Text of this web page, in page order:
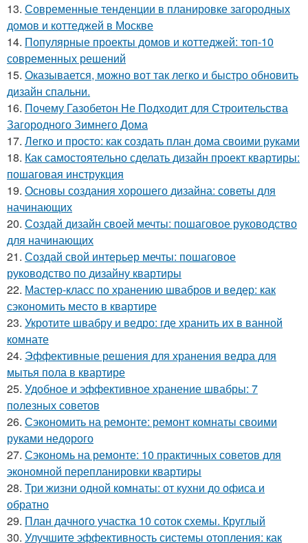
13. Современные тенденции в планировке загородных
домов и коттеджей в Москве
14. Популярные проекты домов и коттеджей: топ-10
современных решений
15. Оказывается, можно вот так легко и быстро обновить
дизайн спальни.
16. Почему Газобетон Не Подходит для Строительства
Загородного Зимнего Дома
17. Легко и просто: как создать план дома своими руками
18. Как самостоятельно сделать дизайн проект квартиры:
пошаговая инструкция
19. Основы создания хорошего дизайна: советы для
начинающих
20. Создай дизайн своей мечты: пошаговое руководство
для начинающих
21. Создай свой интерьер мечты: пошаговое
руководство по дизайну квартиры
22. Мастер-класс по хранению швабров и ведер: как
сэкономить место в квартире
23. Укротите швабру и ведро: где хранить их в ванной
комнате
24. Эффективные решения для хранения ведра для
мытья пола в квартире
25. Удобное и эффективное хранение швабры: 7
полезных советов
26. Сэкономить на ремонте: ремонт комнаты своими
руками недорого
27. Сэкономь на ремонте: 10 практичных советов для
экономной перепланировки квартиры
28. Три жизни одной комнаты: от кухни до офиса и
обратно
29. План дачного участка 10 соток схемы. Круглый
30. Улучшите эффективность системы отопления: как